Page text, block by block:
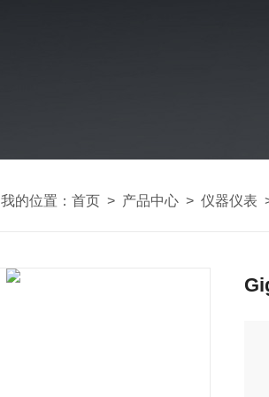
我的位置： 首页 > 产品中心 > 仪器仪表